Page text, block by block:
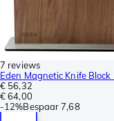
7 reviews
Eden Magnetic Knife
€ 56,32
€ 64,00
-12%Bespaar 7,68